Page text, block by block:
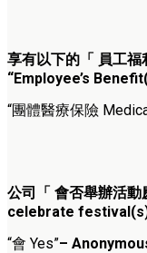
享有以下的「 員工
“Employee’s
“團體醫療保險
公司「 會否舉辦活
celebrate
“會 Yes”–